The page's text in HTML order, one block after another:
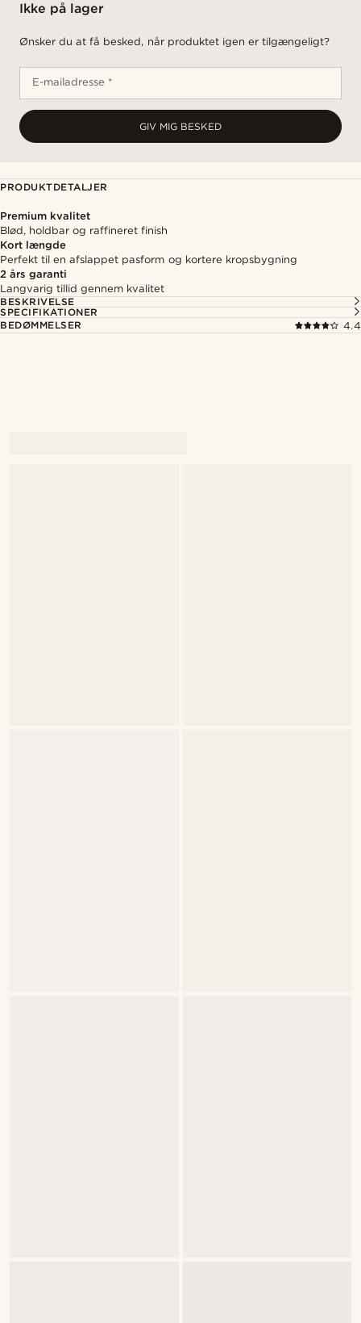
Ikke på lager
Ønsker du at få besked, når produktet igen er tilgængeligt?
E-mailadresse *
GIV MIG BESKED
PRODUKTDETALJER
Premium kvalitet
Blød, holdbar og raffineret finish
Kort længde
Perfekt til en afslappet pasform og kortere kropsbygning
2 års garanti
Langvarig tillid gennem kvalitet
BESKRIVELSE
SPECIFIKATIONER
BEDØMMELSER
4.4